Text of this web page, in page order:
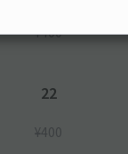
¥400
22
¥400